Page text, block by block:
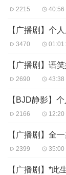
2215 40:56
【广播剧】个
3470
2690 43:38
【BJD静影】
2166 12:20
2399 35:00
【广播剧】*此